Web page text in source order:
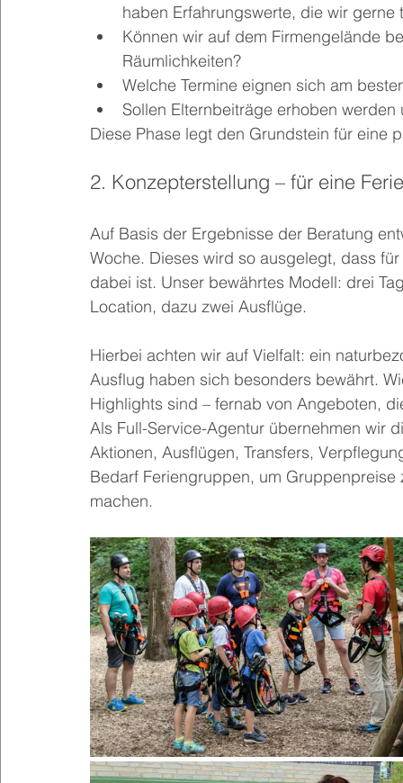
haben Erfahrungswerte, die wir gerne
Können wir auf dem Firmengelände
Räumlichkeiten?
Welche Termine eignen sich am
Sollen Elternbeiträge erhoben werden
Diese Phase legt den Grundstein für eine
2. Konzepterstellung – für eine
Auf Basis der Ergebnisse der Beratung
Woche. Dieses wird so ausgelegt, dass
dabei ist. Unser bewährtes Modell: drei
Location, dazu zwei Ausflüge.
Hierbei achten wir auf Vielfalt: ein
Ausflug haben sich besonders bewährt.
Highlights sind – fernab von Angeboten,
Als Full-Service-Agentur übernehmen wir
Aktionen, Ausflügen, Transfers,
Bedarf Feriengruppen, um
machen.